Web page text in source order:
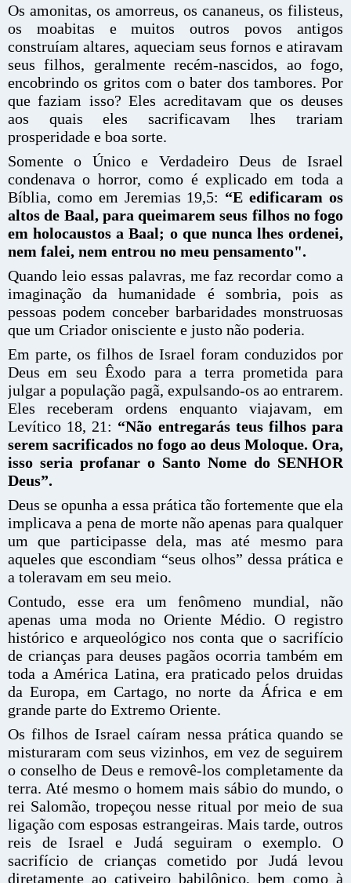
Os amonitas, os amorreus, os cananeus, os filisteus,
os moabitas e muitos outros povos antigos
construíam altares, aqueciam seus fornos e atiravam
seus filhos, geralmente recém-nascidos, ao fogo,
encobrindo os gritos com o bater dos tambores. Por
que faziam isso? Eles acreditavam que os deuses
aos quais eles sacrificavam lhes trariam
prosperidade e boa sorte.
Somente o Único e Verdadeiro Deus de Israel
condenava o horror, como é explicado em toda a
Bíblia, como em Jeremias 19,5: “E edificaram os
altos de Baal, para queimarem seus filhos no fogo
em holocaustos a Baal; o que nunca lhes ordenei,
nem falei, nem entrou no meu pensamento".
Quando leio essas palavras, me faz recordar como a
imaginação da humanidade é sombria, pois as
pessoas podem conceber barbaridades monstruosas
que um Criador onisciente e justo não poderia.
Em parte, os filhos de Israel foram conduzidos por
Deus em seu Êxodo para a terra prometida para
julgar a população pagã, expulsando-os ao entrarem.
Eles receberam ordens enquanto viajavam, em
Levítico 18, 21: “Não entregarás teus filhos para
serem sacrificados no fogo ao deus Moloque. Ora,
isso seria profanar o Santo Nome do SENHOR
Deus”.
Deus se opunha a essa prática tão fortemente que ela
implicava a pena de morte não apenas para qualquer
um que participasse dela, mas até mesmo para
aqueles que escondiam “seus olhos” dessa prática e
a toleravam em seu meio.
Contudo, esse era um fenômeno mundial, não
apenas uma moda no Oriente Médio. O registro
histórico e arqueológico nos conta que o sacrifício
de crianças para deuses pagãos ocorria também em
toda a América Latina, era praticado pelos druidas
da Europa, em Cartago, no norte da África e em
grande parte do Extremo Oriente.
Os filhos de Israel caíram nessa prática quando se
misturaram com seus vizinhos, em vez de seguirem
o conselho de Deus e removê-los completamente da
terra. Até mesmo o homem mais sábio do mundo, o
rei Salomão, tropeçou nesse ritual por meio de sua
ligação com esposas estrangeiras. Mais tarde, outros
reis de Israel e Judá seguiram o exemplo. O
sacrifício de crianças cometido por Judá levou
diretamente ao cativeiro babilônico, bem como à